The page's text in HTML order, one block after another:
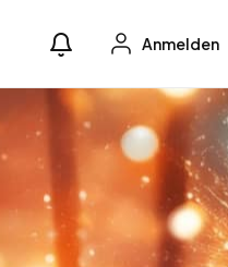
Anmelden